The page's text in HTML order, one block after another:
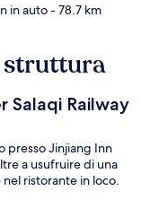
in auto- 78.7 km
struttura
Salaqi Railway
presso Jinjiang Inn
a usufruire di una
ristorante in loco.